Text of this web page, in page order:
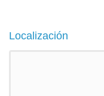
Localización